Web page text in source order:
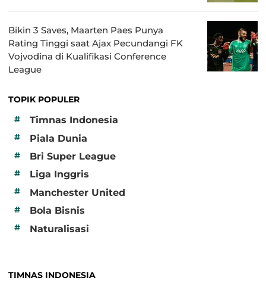
Bikin 3 Saves, Maarten Paes Punya
Rating Tinggi saat Ajax Pecundangi FK
Vojvodina di Kualifikasi Conference
League
TOPIK POPULER
#
Timnas Indonesia
# Piala Dunia
# Bri Super League
# Liga Inggris
# Manchester United
# Bola Bisnis
# Naturalisasi
TIMNAS INDONESIA